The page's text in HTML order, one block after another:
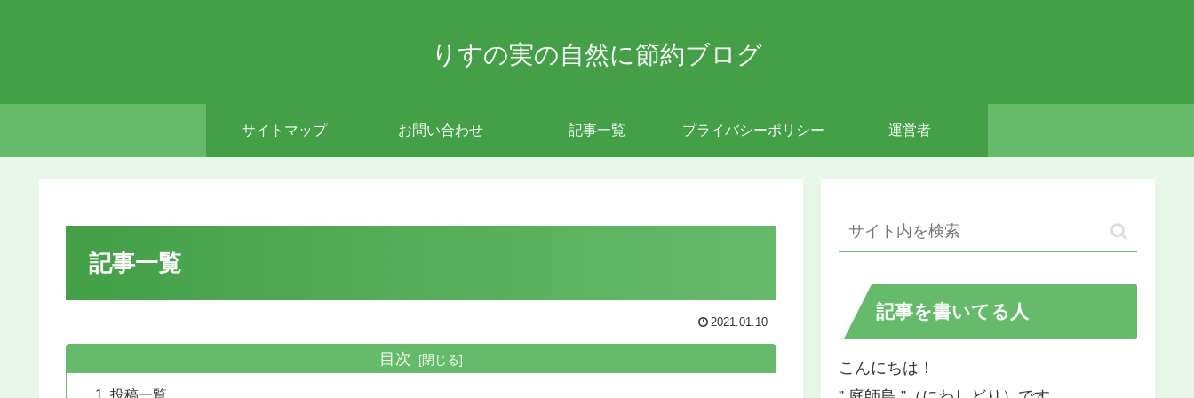
りすの実の自然に節約ブログ
サイトマップ お問い合わせ 記事一覧 プライバシーポリシー 運営者
記事一覧
2021.01.10
目次
投稿一覧
記事を書いてる人
こんにちは！